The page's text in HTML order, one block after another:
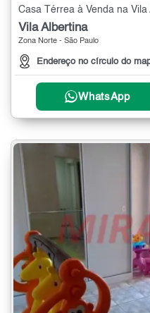
Casa Térrea à Venda na
Vila Albertina
Zona Norte - São Paulo
Endereço no círculo do
WhatsApp